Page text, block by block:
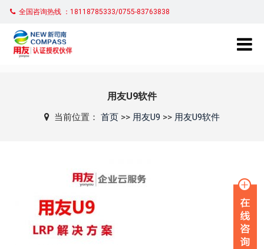
全国咨询热线 ：18118785333/0755-83763838
用友U9软件
当前位置： 首页>> 用友U9 >> 用友U9软件